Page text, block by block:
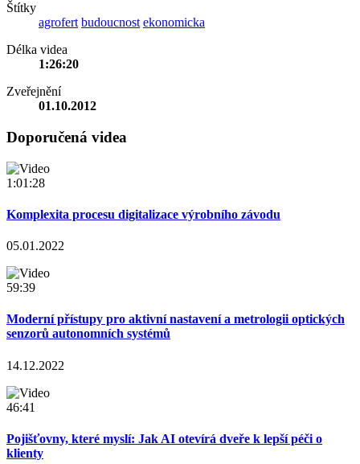
Štítky
agrofert budoucnost ekonomicka
Délka videa
1:26:20
Zveřejnění
01.10.2012
Doporučená videa
1:01:28
Komplexita procesu digitalizace výrobního závodu
05.01.2022
59:39
Moderní přístupy pro aktivní nastavení a metrologii optických
senzorů autonomních systémů
14.12.2022
46:41
Pojišťovny, které myslí: Jak AI otevírá dveře k lepší péči o
klienty